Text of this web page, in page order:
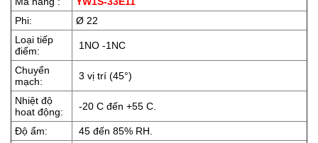
Phi:
Ø 22
Loại tiếp
điểm:
1NO -1NC
Chuyển
mạch:
3 vị trí (45°)
Nhiệt độ
hoat động:
-20 C đến +55 C.
Độ ẩm:
45 đến 85% RH.